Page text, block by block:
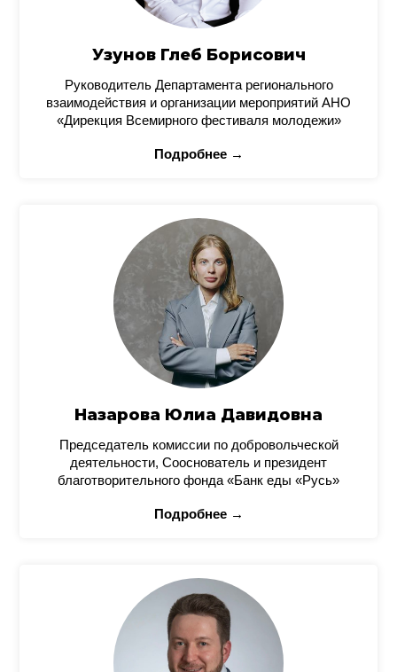
Узунов Глеб Борисович
Руководитель Департамента регионального
взаимодействия и организации мероприятий АНО
«Дирекция Всемирного фестиваля молодежи»
Подробнее →
Назарова Юлиа Давидовна
Председатель комиссии по добровольческой
деятельности, Сооснователь и президент
благотворительного фонда «Банк еды «Русь»
Подробнее →